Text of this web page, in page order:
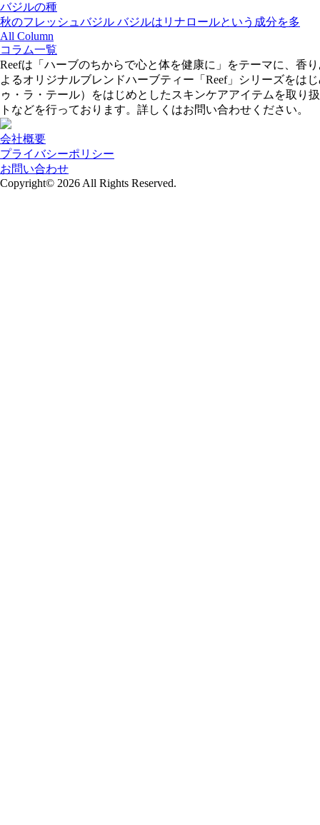
バジルの種
秋のフレッシュバジル バジルはリナロールという成分を多
All Column
コラム一覧
Reefは「ハーブのちからで心と体を健康に」をテーマに、香
よるオリジナルブレンドハーブティー「Reef」シリーズをは
ゥ・ラ・テール）をはじめとしたスキンケアアイテムを取り
トなどを行っております。詳しくはお問い合わせください。
会社概要
プライバシーポリシー
お問い合わせ
Copyright© 2026 All Rights Reserved.